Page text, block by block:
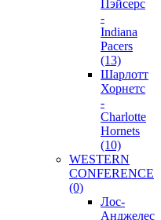
Пэйсерс
-
Indiana
Pacers
(13)
Шарлотт
Хорнетс
-
Charlotte
Hornets
(10)
WESTERN
CONFERENCE
(0)
Лос-
Анджелес